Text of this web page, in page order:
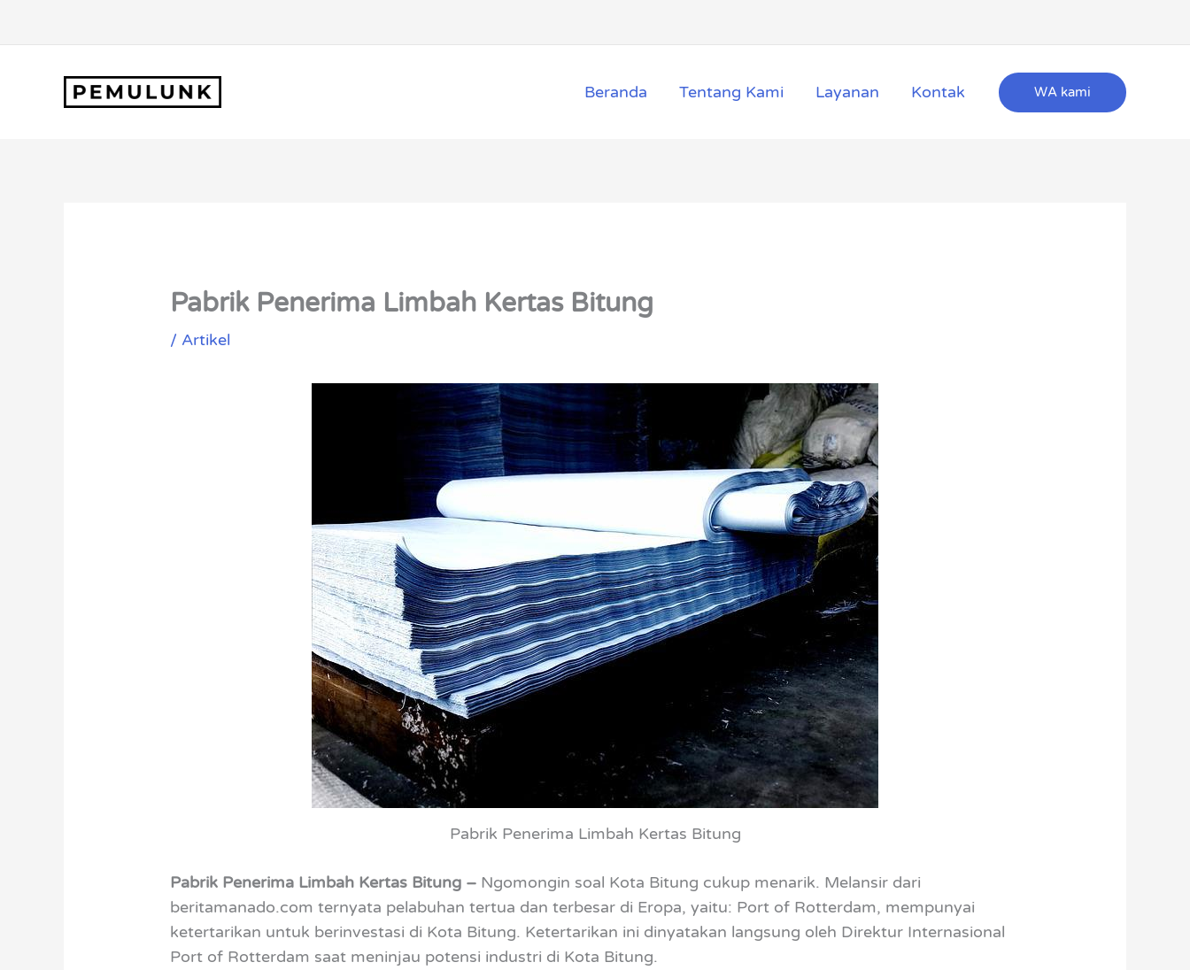
Beranda
Tentang Kami Layanan Kontak WA kami
Pabrik Penerima Limbah Kertas Bitung
/ Artikel
Pabrik Penerima Limbah Kertas Bitung
Pabrik Penerima Limbah Kertas Bitung – Ngomongin soal Kota Bitung cukup menarik. Melansir dari
beritamanado.com ternyata pelabuhan tertua dan terbesar di Eropa, yaitu: Port of Rotterdam, mempunyai
ketertarikan untuk berinvestasi di Kota Bitung. Ketertarikan ini dinyatakan langsung oleh Direktur Internasional
Port of Rotterdam saat meninjau potensi industri di Kota Bitung.